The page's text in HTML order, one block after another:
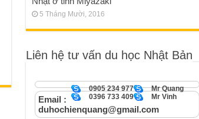
5 Tháng Mười, 2016
Liên hệ tư vấn du học Nhật Bản
Mr Quang
0905 234 977
Mr Vinh
0396 733 409
Email :
duhochienquang@gmail.com